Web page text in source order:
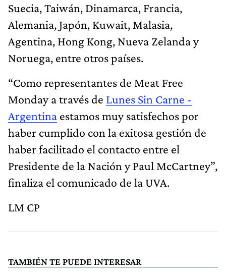
Suecia, Taiwán, Dinamarca, Francia,
Alemania, Japón, Kuwait, Malasia,
Agentina, Hong Kong, Nueva Zelanda y
Noruega, entre otros países.
“Como representantes de Meat Free
Monday a través de Lunes Sin Carne -
Argentina estamos muy satisfechos por
haber cumplido con la exitosa gestión de
haber facilitado el contacto entre el
Presidente de la Nación y Paul McCartney”,
finaliza el comunicado de la UVA.
LM CP
TAMBIÉN TE PUEDE INTERESAR